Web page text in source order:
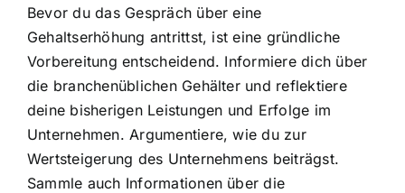
Bevor du das Gespräch über eine
Gehaltserhöhung antrittst, ist eine gründliche
Vorbereitung entscheidend. Informiere dich über
die branchenüblichen Gehälter und reflektiere
deine bisherigen Leistungen und Erfolge im
Unternehmen. Argumentiere, wie du zur
Wertsteigerung des Unternehmens beiträgst.
Sammle auch Informationen über die